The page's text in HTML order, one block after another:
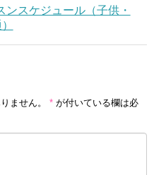
スケジュール（子供・
ません。 * が付いている欄は必